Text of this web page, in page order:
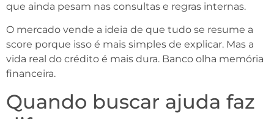
que ainda pesam nas consultas e regras internas.
O mercado vende a ideia de que tudo se resume a
score porque isso é mais simples de explicar. Mas a
vida real do crédito é mais dura. Banco olha memória
financeira.
Quando buscar ajuda faz